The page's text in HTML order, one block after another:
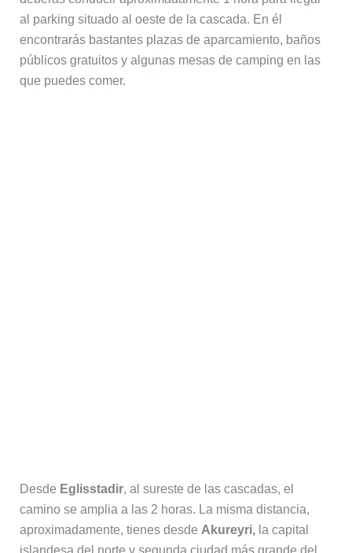
al parking situado al oeste de la cascada. En él
encontrarás bastantes plazas de aparcamiento, baños
públicos gratuitos y algunas mesas de camping en las
que puedes comer.
Desde Eglisstadir, al sureste de las cascadas, el
camino se amplia a las 2 horas. La misma distancia,
aproximadamente, tienes desde Akureyri,la capital
islandesa del norte y segunda ciudad más grande del